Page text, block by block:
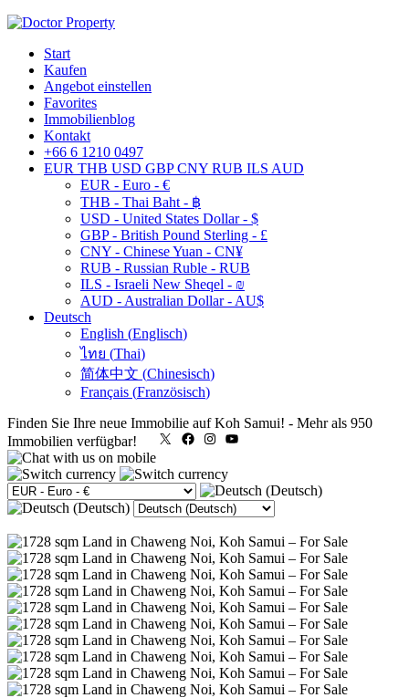
Start
Kaufen
Angebot einstellen
Favorites
Immobilienblog
Kontakt
+66 6 1210 0497
EUR THB USD GBP CNY RUB ILS AUD
EUR - Euro - €
THB - Thai Baht - ฿
USD - United States Dollar - $
GBP - British Pound Sterling - £
CNY - Chinese Yuan - CN¥
RUB - Russian Ruble - RUB
ILS - Israeli New Sheqel - ₪
AUD - Australian Dollar - AU$
Deutsch
English (Englisch)
ไทย (Thai)
简体中文 (Chinesisch)
Français (Französisch)
Finden Sie Ihre neue Immobilie auf Koh Samui! - Mehr als 950
Immobilien verfügbar!
X FacebookInstagram